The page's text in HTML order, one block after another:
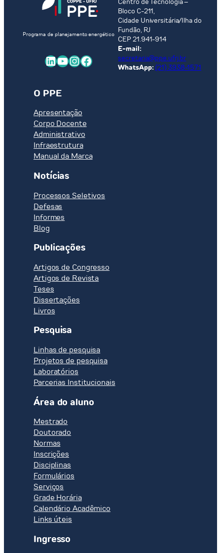
Programa de planejamento energético
LinkedIn Youtube InstagramFacebook
Bloco C-211,
Cidade Universitária/Ilha do
Fundão, RJ
CEP 21.941-914
E-mail:
secretaria@ppe.ufrj.br
WhatsApp: (21) 3938-1571
O PPE
Apresentação
Corpo Docente
Administrativo
Infraestrutura
Manual da Marca
Notícias
Processos Seletivos
Defesas
Informes
Blog
Publicações
Artigos de Congresso
Artigos de Revista
Teses
Dissertações
Livros
Pesquisa
Linhas de pesquisa
Projetos de pesquisa
Laboratórios
Parcerias Institucionais
Área do aluno
Mestrado
Doutorado
Normas
Inscrições
Disciplinas
Formulários
Serviços
Grade Horária
Calendário Acadêmico
Links úteis
Ingresso